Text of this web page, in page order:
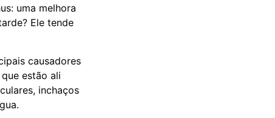
uma melhora
Ele tende
causadores
estão ali
inchaços